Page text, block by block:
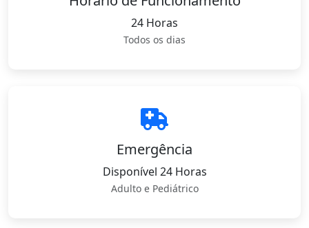
24 Horas
Todos os dias
Emergência
Disponível 24 Horas
Adulto e Pediátrico